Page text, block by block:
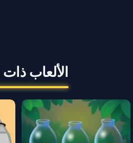
الألعاب